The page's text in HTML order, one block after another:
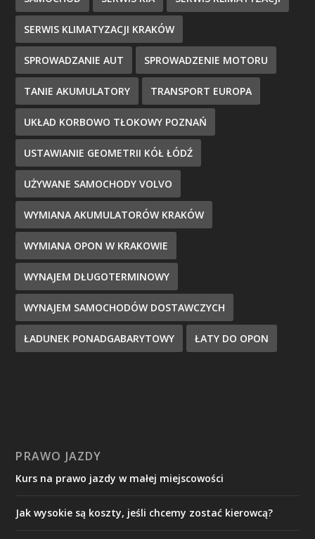
SERWIS KLIMATYZACJI KRAKÓW
SPROWADZANIE AUT SPROWADZENIE MOTORU
TANIE AKUMULATORY TRANSPORT EUROPA
UKŁAD KORBOWO TŁOKOWY POZNAŃ
USTAWIANIE GEOMETRII KÓŁ ŁÓDŹ
UŻYWANE SAMOCHODY VOLVO
WYMIANA AKUMULATORÓW KRAKÓW
WYMIANA OPON W KRAKOWIE
WYNAJEM DŁUGOTERMINOWY
WYNAJEM SAMOCHODÓW DOSTAWCZYCH
ŁADUNEK PONADGABARYTOWY ŁATY DO OPON
PRAWO JAZDY
Kurs na prawo jazdy w małej miejscowości
Jak wysokie są koszty, jeśli chcemy zostać kierowcą?